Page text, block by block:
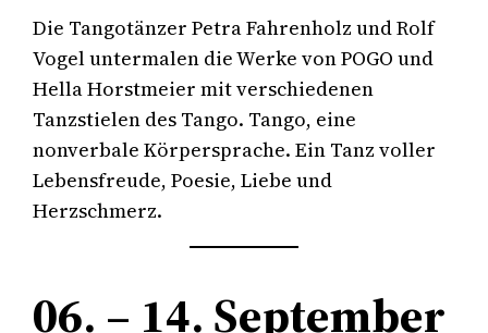
Die Tangotänzer Petra Fahrenholz und Rolf
Vogel untermalen die Werke von POGO und
Hella Horstmeier mit verschiedenen
Tanzstielen des Tango. Tango, eine
nonverbale Körpersprache. Ein Tanz voller
Lebensfreude, Poesie, Liebe und
Herzschmerz.
06. – 14. September